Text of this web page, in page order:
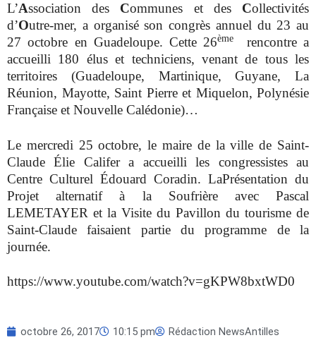
L’Association des Communes et des Collectivités
d’Outre-mer, a organisé son congrès annuel du 23 au
27 octobre en Guadeloupe. Cette 26ème
rencontre a
accueilli 180 élus et techniciens, venant de tous les
territoires (Guadeloupe, Martinique, Guyane, La
Réunion, Mayotte, Saint Pierre et Miquelon, Polynésie
Française et Nouvelle Calédonie)…
Le mercredi 25 octobre, le maire de la ville de Saint-
Claude Élie Califer a accueilli les congressistes au
Centre Culturel Édouard Coradin. LaPrésentation du
Projet alternatif à la Soufrière avec Pascal
LEMETAYER et la Visite du Pavillon du tourisme de
Saint-Claude faisaient partie du programme de la
journée.
https://www.youtube.com/watch?v=gKPW8bxtWD0
octobre 26, 2017 10:15 pm Rédaction NewsAntilles